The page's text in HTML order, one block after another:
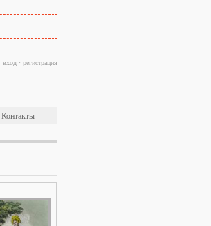
вход · регистрация
Контакты